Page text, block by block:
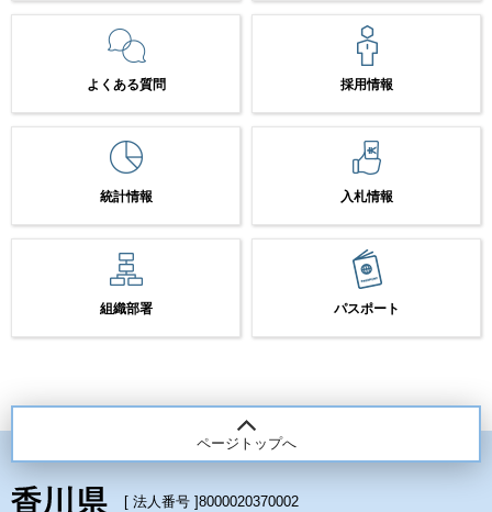
よくある質問 採用情報
統計情報 入札情報
組織部署 パスポート
ページトップへ
[ 法人番号 ]8000020370002